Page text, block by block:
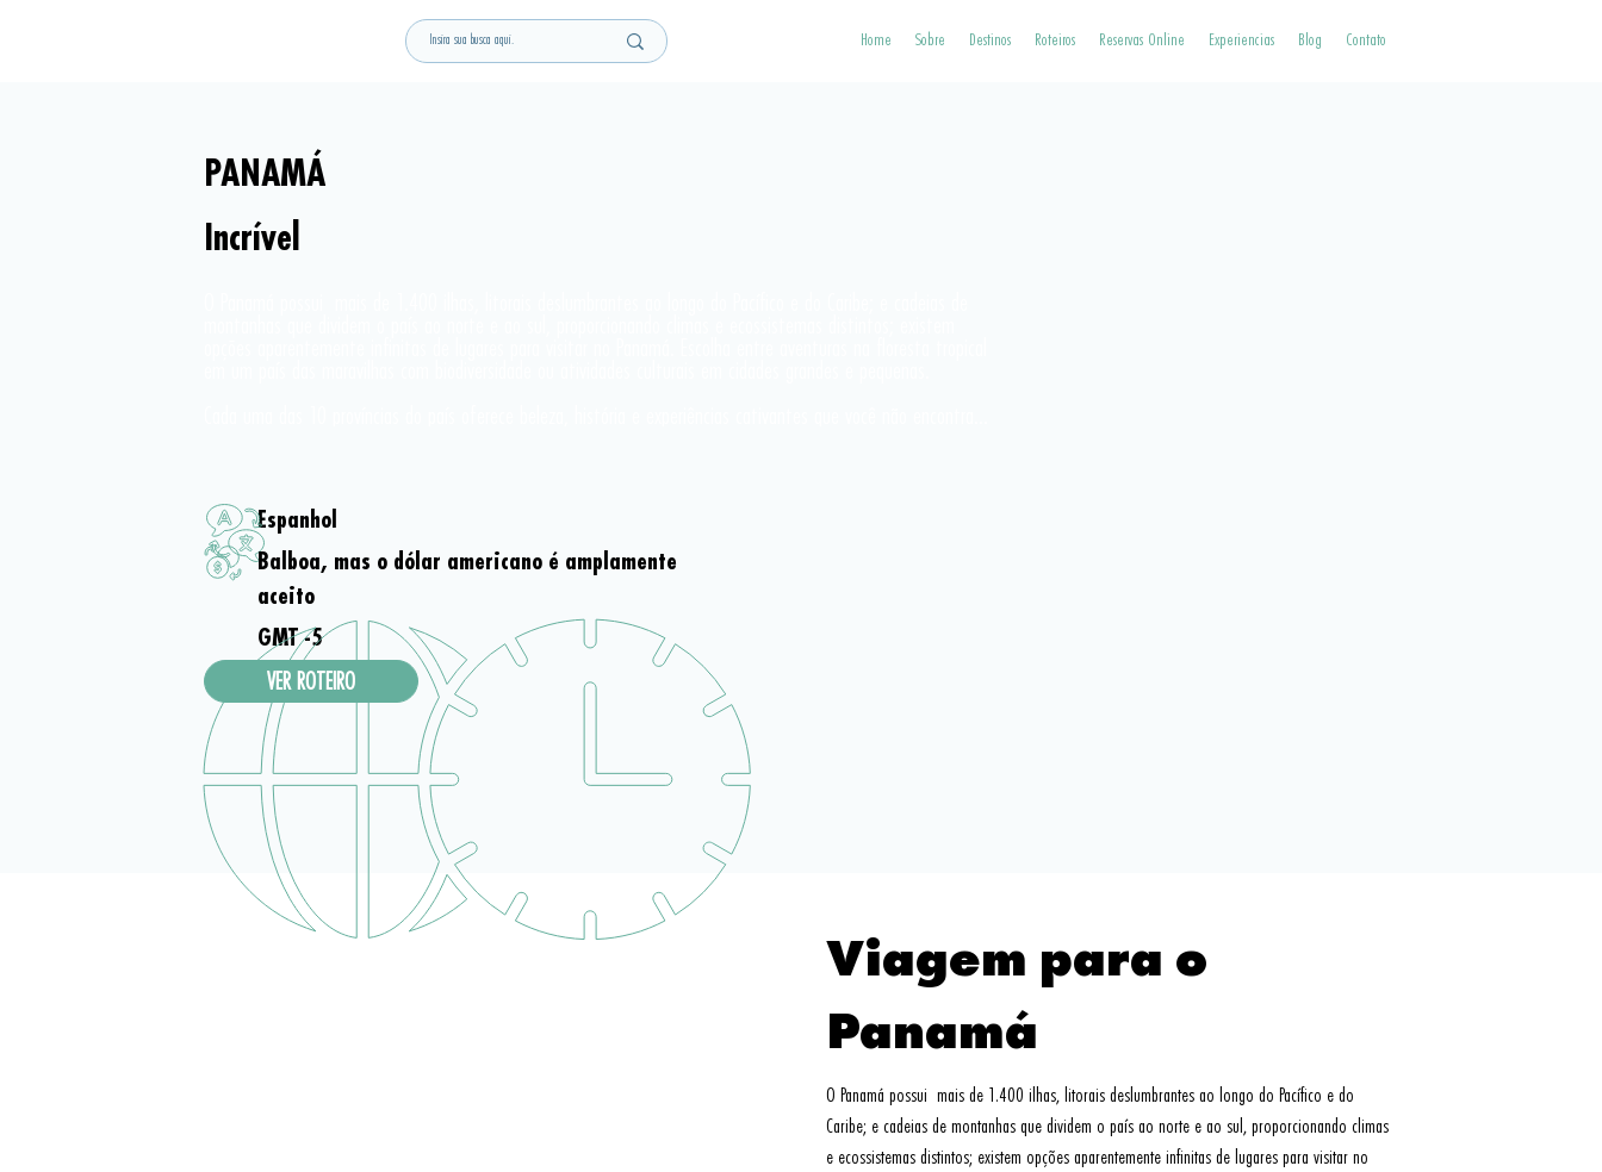
Home Sobre Destinos Roteiros Reservas Online Experiencias Blog Contato
Viagem para o
Panamá
O Panamá possui  mais de 1.400 ilhas, litorais deslumbrantes ao longo do Pacífico e do
Caribe; e cadeias de montanhas que dividem o país ao norte e ao sul, proporcionando climas
e ecossistemas distintos; existem opções aparentemente infinitas de lugares para visitar no
PANAMÁ
Incrível
Espanhol
Balboa, mas o dólar americano é amplamente
aceito
GMT -5
VER ROTEIRO